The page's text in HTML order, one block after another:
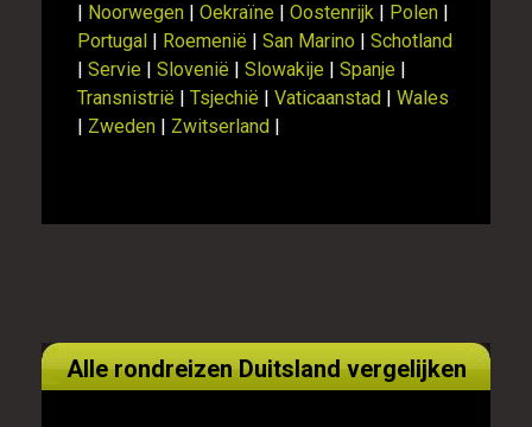
Noorwegen Oekraïne Oostenrijk Polen
Portugal
Roemenië San Marino
Schotland
Servie Slovenië Slowakije Spanje
Transnistrië
Tsjechië Vaticaanstad
Wales
Zweden Zwitserland
Alle rondreizen Duitsland vergelijken